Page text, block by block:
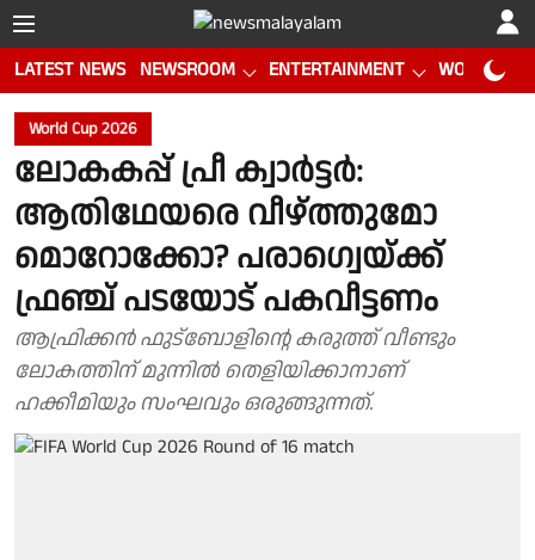
LATEST NEWS NEWSROOM ENTERTAINMENT WORLD CUP
World Cup 2026
ലോകകപ്പ് പ്രീ ക്വാർട്ടർ:
ആതിഥേയരെ വീഴ്ത്തുമോ
മൊറോക്കോ? പരാഗ്വെയ്ക്ക്
ഫ്രഞ്ച് പടയോട് പകവീട്ടണം
ആഫ്രിക്കൻ ഫുട്ബോളിൻ്റെ കരുത്ത് വീണ്ടും
ലോകത്തിന് മുന്നിൽ തെളിയിക്കാനാണ്
ഹക്കീമിയും സംഘവും ഒരുങ്ങുന്നത്.